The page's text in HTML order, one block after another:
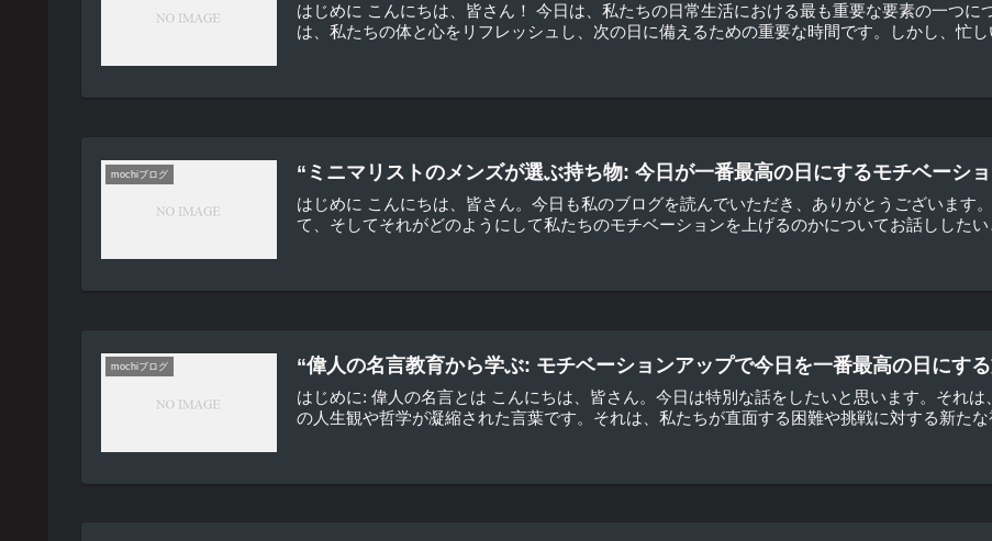
はじめに こんにちは、皆さん！ 今日は、私たちの日常生活における最も重要な要素の一つ
は、私たちの体と心をリフレッシュし、次の日に備えるための重要な時間です。しかし、忙
mochiブログ “ミニマリストのメンズが選ぶ持ち物: 今日が一番最高の日にするモチベーシ
はじめに こんにちは、皆さん。今日も私のブログを読んでいただき、ありがとうございます
て、そしてそれがどのようにして私たちのモチベーションを上げるのかについてお話しした
mochiブログ “偉人の名言教育から学ぶ: モチベーションアップで今日を一番最高の日にす
はじめに: 偉人の名言とは こんにちは、皆さん。今日は特別な話をしたいと思います。それ
の人生観や哲学が凝縮された言葉です。それは、私たちが直面する困難や挑戦に対する新た